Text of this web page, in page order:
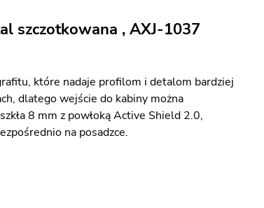
szczotkowana , AXJ-1037
które nadaje profilom i detalom bardziej
dlatego wejście do kabiny można
8 mm z powłoką Active Shield 2.0,
na posadzce.